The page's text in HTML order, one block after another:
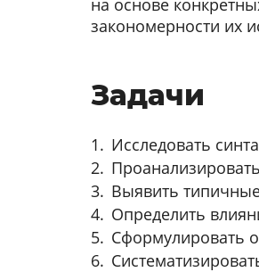
на основе
закономерности их
Задачи
Исследовать
Выявить
Определить
Сформулировать